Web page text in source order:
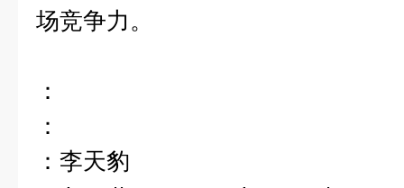
场竞争力。
：
：
：李天豹